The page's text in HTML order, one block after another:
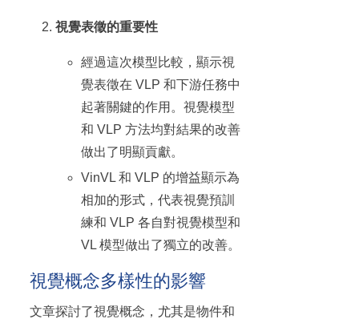
視覺表徵的重要性
經過這次模型比較，顯示視
覺表徵在 VLP 和下游任務中
起著關鍵的作用。視覺模型
和 VLP 方法均對結果的改善
做出了明顯貢獻。
VinVL 和 VLP 的增益顯示為
相加的形式，代表視覺預訓
練和 VLP 各自對視覺模型和
VL 模型做出了獨立的改善。
視覺概念多樣性的影響
文章探討了視覺概念，尤其是物件和